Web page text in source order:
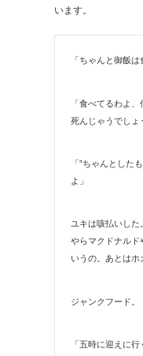
います。
「ちゃんと御飯
「食べてるわよ
死んじゃうでしょ
「”ちゃんとした
よ」
ユキは咳払いし
やらマクドナルド
いうの。あとはホ
ジャンクフード。
「五時に迎えに